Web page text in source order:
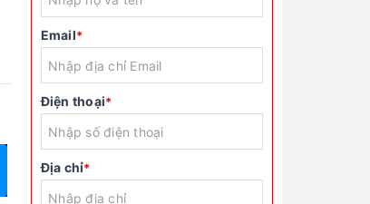
Email*
Điện thoại*
Địa chỉ*